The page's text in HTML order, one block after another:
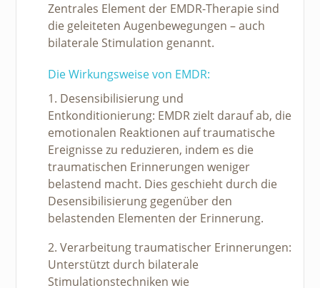
Zentrales Element der EMDR-Therapie sind
die geleiteten Augenbewegungen – auch
bilaterale Stimulation genannt.
Die Wirkungsweise von EMDR:
1. Desensibilisierung und
Entkonditionierung: EMDR zielt darauf ab, die
emotionalen Reaktionen auf traumatische
Ereignisse zu reduzieren, indem es die
traumatischen Erinnerungen weniger
belastend macht. Dies geschieht durch die
Desensibilisierung gegenüber den
belastenden Elementen der Erinnerung.
2. Verarbeitung traumatischer Erinnerungen:
Unterstützt durch bilaterale
Stimulationstechniken wie